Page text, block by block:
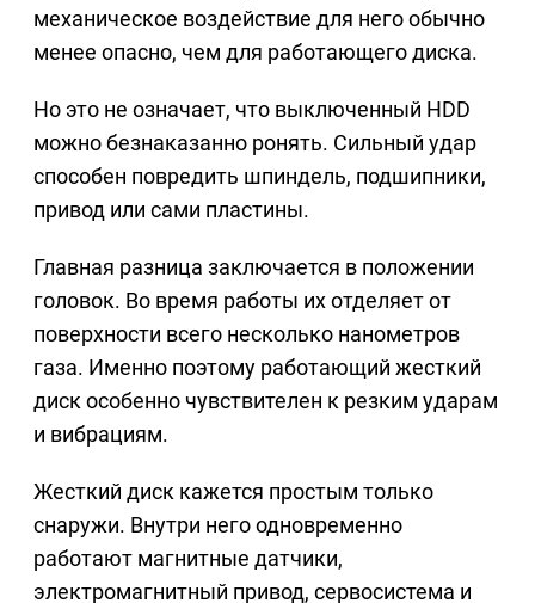
механическое воздействие для него обычно
менее опасно, чем для работающего диска.
Но это не означает, что выключенный HDD
можно безнаказанно ронять. Сильный удар
способен повредить шпиндель, подшипники,
привод или сами пластины.
Главная разница заключается в положении
головок. Во время работы их отделяет от
поверхности всего несколько нанометров
газа. Именно поэтому работающий жесткий
диск особенно чувствителен к резким ударам
и вибрациям.
Жесткий диск кажется простым только
снаружи. Внутри него одновременно
работают магнитные датчики,
электромагнитный привод, сервосистема и